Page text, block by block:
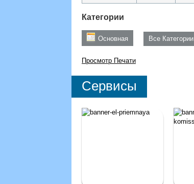
Категории
Основная Все Категории
Просмотр Печати
Сервисы